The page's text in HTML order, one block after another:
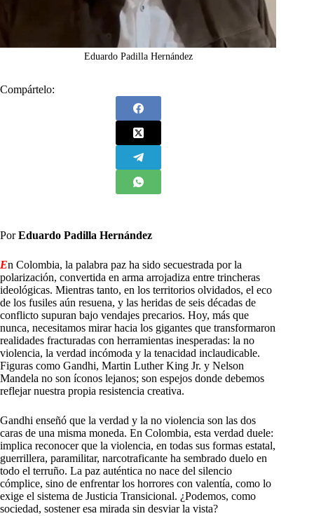
Eduardo Padilla Hernández
Compártelo:
PorEduardo Padilla Hernández
En Colombia, la palabra paz ha sido secuestrada por la
polarización, convertida en arma arrojadiza entre trincheras
ideológicas. Mientras tanto, en los territorios olvidados, el eco
de los fusiles aún resuena, y las heridas de seis décadas de
conflicto supuran bajo vendajes precarios. Hoy, más que
nunca, necesitamos mirar hacia los gigantes que transformaron
realidades fracturadas con herramientas inesperadas: la no
violencia, la verdad incómoda y la tenacidad inclaudicable.
Figuras como Gandhi, Martin Luther King Jr. y Nelson
Mandela no son íconos lejanos; son espejos donde debemos
reflejar nuestra propia resistencia creativa.
Gandhi enseñó que la verdad y la no violencia son las dos
caras de una misma moneda. En Colombia, esta verdad duele:
implica reconocer que la violencia, en todas sus formas estatal,
guerrillera, paramilitar, narcotraficante ha sembrado duelo en
todo el terruño. La paz auténtica no nace del silencio
cómplice, sino de enfrentar los horrores con valentía, como lo
exige el sistema de Justicia Transicional. ¿Podemos, como
sociedad, sostener esa mirada sin desviar la vista?